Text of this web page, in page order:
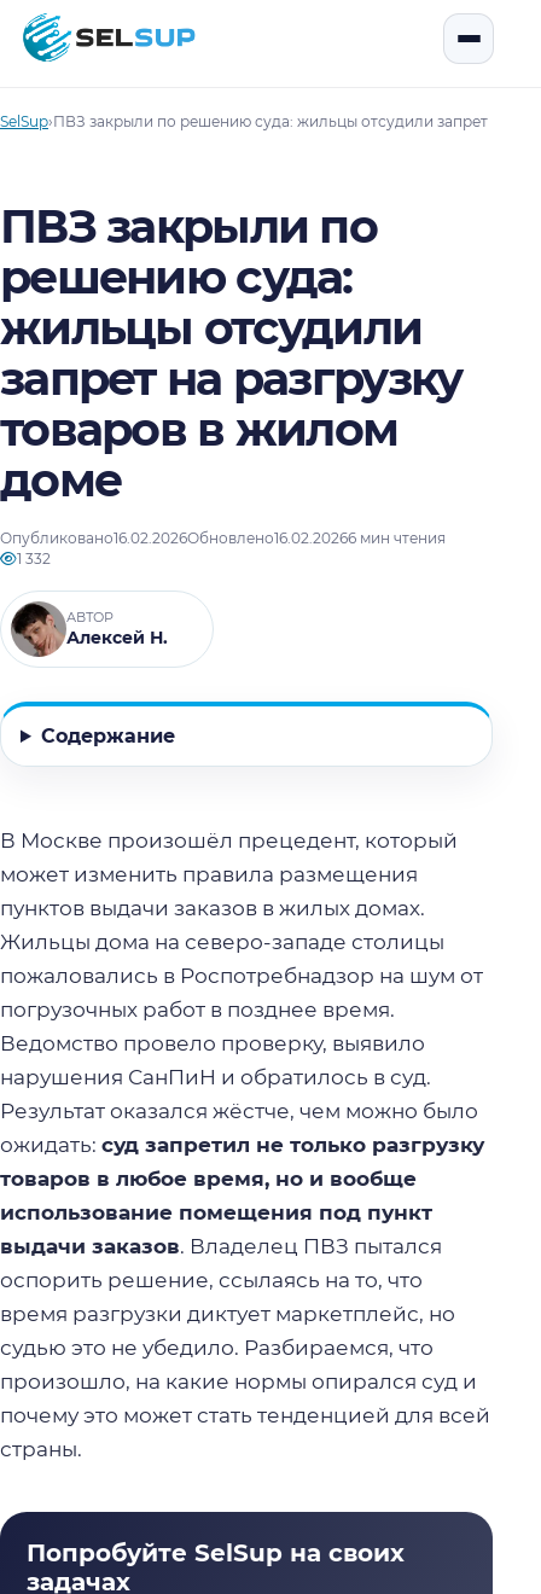
SelSup
SelSup›ПВЗ закрыли по решению суда: жильцы отсудили запрет на
ПВЗ закрыли по
решению суда:
жильцы отсудили
запрет на разгрузку
товаров в жилом
доме
Опубликовано16.02.2026Обновлено16.02.20266 мин чтения
1 332
АВТОР
Алексей Н.
Содержание
В Москве произошёл прецедент, который
может изменить правила размещения
пунктов выдачи заказов в жилых домах.
Жильцы дома на северо-западе столицы
пожаловались в Роспотребнадзор на шум от
погрузочных работ в позднее время.
Ведомство провело проверку, выявило
нарушения СанПиН и обратилось в суд.
Результат оказался жёстче, чем можно было
ожидать: суд запретил не только разгрузку
товаров в любое время, но и вообще
использование помещения под пункт
выдачи заказов. Владелец ПВЗ пытался
оспорить решение, ссылаясь на то, что
время разгрузки диктует маркетплейс, но
судью это не убедило. Разбираемся, что
произошло, на какие нормы опирался суд и
почему это может стать тенденцией для всей
страны.